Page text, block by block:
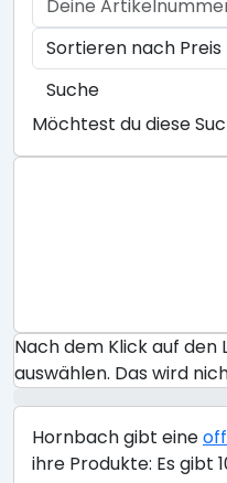
Suche
Möchtest du diese
Nach dem Klick auf
auswählen. Das wird
Hornbach gibt eine
ihre Produkte: Es gibt